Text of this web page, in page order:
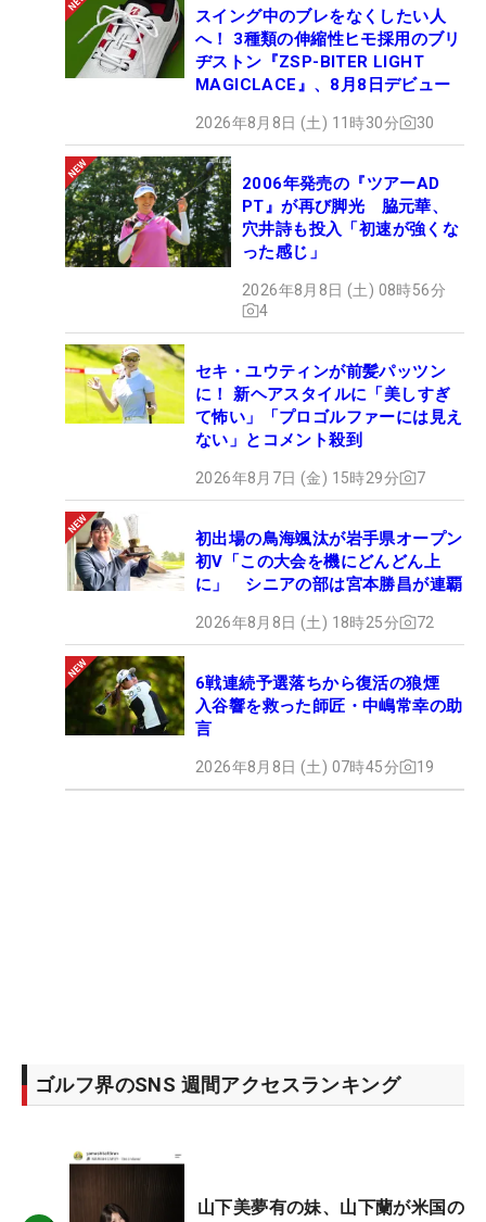
スイング中のブレをなくしたい人
へ！ 3種類の伸縮性ヒモ採用のブリ
ヂストン『ZSP-BITER LIGHT
MAGICLACE』、8月8日デビュー
2026年8月8日 (土) 11時30分 30
2006年発売の『ツアーAD
PT』が再び脚光 脇元華、
穴井詩も投入「初速が強くな
った感じ」
2026年8月8日 (土) 08時56分
4
セキ・ユウティンが前髪パッツン
に！ 新ヘアスタイルに「美しすぎ
て怖い」「プロゴルファーには見え
ない」とコメント殺到
2026年8月7日 (金) 15時29分 7
初出場の鳥海颯汰が岩手県オープン
初V「この大会を機にどんどん上
に」 シニアの部は宮本勝昌が連覇
2026年8月8日 (土) 18時25分 72
6戦連続予選落ちから復活の狼煙
入谷響を救った師匠・中嶋常幸の助
言
2026年8月8日 (土) 07時45分 19
ゴルフ界のSNS 週間アクセスランキング
山下美夢有の妹、山下蘭が米国の